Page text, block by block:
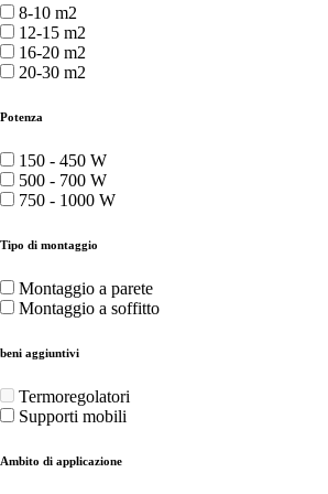
8-10 m2
12-15 m2
16-20 m2
20-30 m2
Potenza
150 - 450 W
500 - 700 W
750 - 1000 W
Tipo di montaggio
Montaggio a parete
Montaggio a soffitto
beni aggiuntivi
Termoregolatori
Supporti mobili
Ambito di applicazione